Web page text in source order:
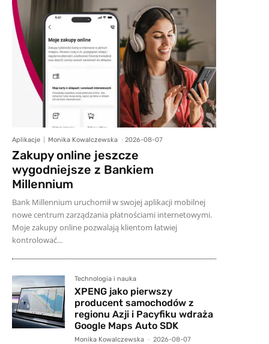
Aplikacje Monika Kowalczewska - 2026-08-07
Zakupy online jeszcze
wygodniejsze z Bankiem
Millennium
Bank Millennium uruchomił w swojej aplikacji mobilnej
nowe centrum zarządzania płatnościami internetowymi.
Moje zakupy online pozwalają klientom łatwiej
kontrolować...
Technologia i nauka
XPENG jako pierwszy
producent samochodów z
regionu Azji i Pacyfiku wdraża
Google Maps Auto SDK
Monika Kowalczewska - 2026-08-07